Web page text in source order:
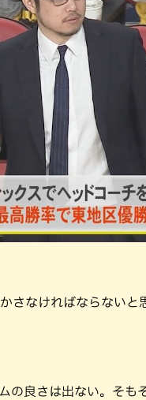
さなければならないと
の良さは出ない。そも